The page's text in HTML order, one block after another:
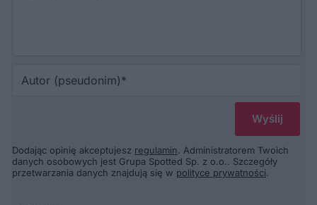
Dodając opinię akceptujesz regulamin. Administratorem Twoich
danych osobowych jest Grupa Spotted Sp. z o.o.. Szczegóły
przetwarzania danych znajdują się w polityce prywatności.